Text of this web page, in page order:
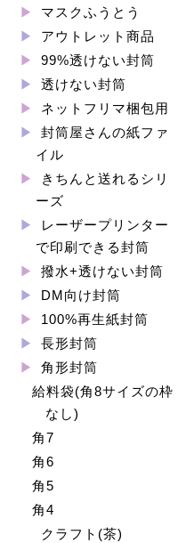
マスクふうとう
アウトレット商品
99%透けない封筒
透けない封筒
ネットフリマ梱包用
封筒屋さんの紙ファ
イル
きちんと送れるシリ
ーズ
レーザープリンター
で印刷できる封筒
撥水+透けない封筒
DM向け封筒
100%再生紙封筒
長形封筒
角形封筒
給料袋(角8サイズの枠
なし)
角7
角6
角5
角4
クラフト(茶)